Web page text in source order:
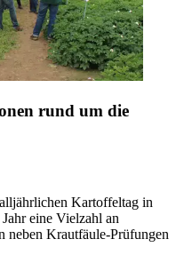
rund um die
Kartoffeltag in
eine Vielzahl an
neben Krautfäule-Prüfungen